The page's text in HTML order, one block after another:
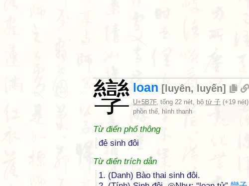
孿 loan [ luyên, luyến]
U+5B7F, tổng 22 nét, bộ tử 子 (+19 nét)
phồn thể, hình thanh
Từ điển phổ thông
đẻ sinh đôi
Từ điển trích dẫn
1. (Danh) Bào thai sinh đôi.